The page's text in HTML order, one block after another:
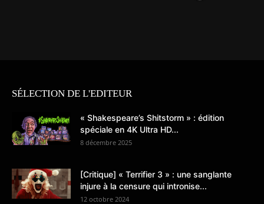
SÉLECTION DE L'EDITEUR
« Shakespeare’s Shitstorm » : édition
spéciale en 4K Ultra HD...
8 décembre 2025
[Critique] « Terrifier 3 » : une sanglante
injure à la censure qui intronise...
12 octobre 2024